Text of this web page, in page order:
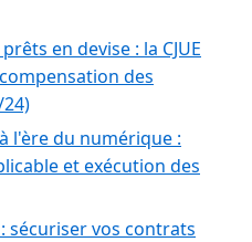
en devise : la CJUE
des
l'ère du numérique :
et exécution des
sécuriser vos contrats